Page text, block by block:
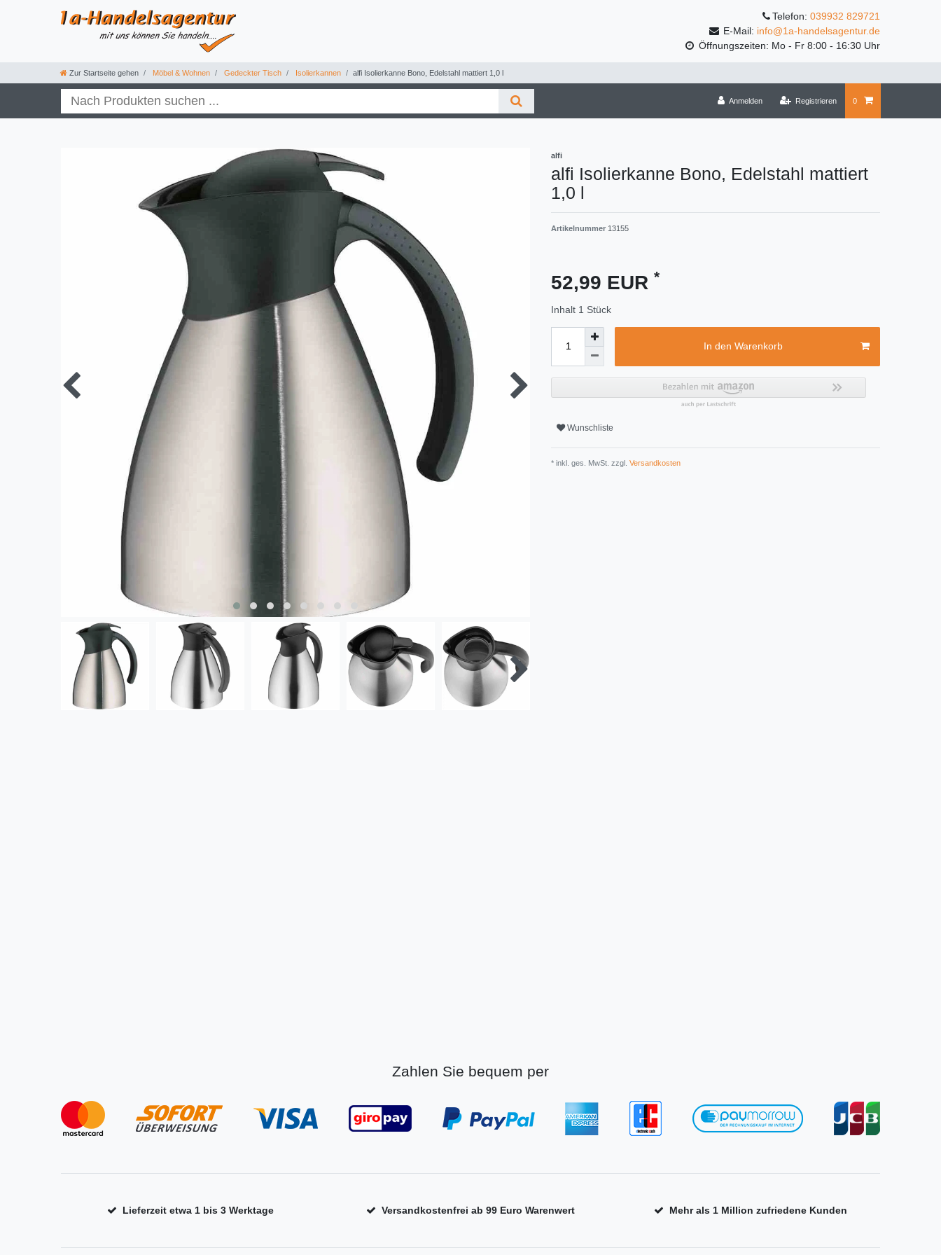
Telefon: 039932 829721
E-Mail: info@1a-handelsagentur.de
Öffnungszeiten: Mo - Fr 8:00 - 16:30 Uhr
Zur Startseite gehen Möbel & Wohnen Gedeckter Tisch Isolierkannen alfi Isolierkanne Bono, Edelstahl mattiert 1,0 l
Anmelden Registrieren 0
alfi
alfi Isolierkanne Bono, Edelstahl mattiert
1,0 l
Artikelnummer 13155
52,99 EUR *
Inhalt 1 Stück
In den Warenkorb
Wunschliste
* inkl. ges. MwSt. zzgl. Versandkosten
Zahlen Sie bequem per
Lieferzeit etwa 1 bis 3 Werktage Versandkostenfrei ab 99 Euro Warenwert Mehr als 1 Million zufriedene Kunden